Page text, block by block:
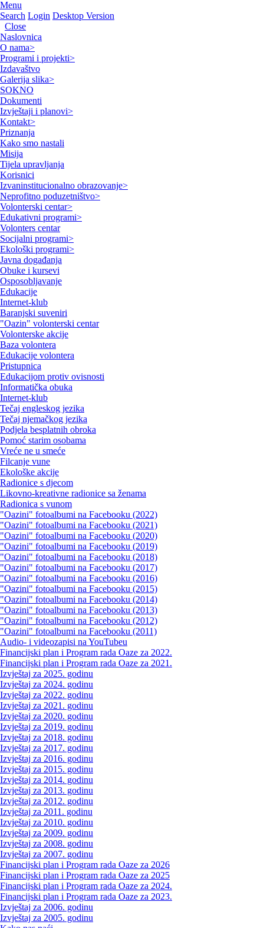
Menu
Search Login Desktop Version
Close
Naslovnica
O nama>
Programi i projekti>
Izdavaštvo
Galerija slika>
SOKNO
Dokumenti
Izvještaji i planovi>
Kontakt>
Priznanja
Kako smo nastali
Misija
Tijela upravljanja
Korisnici
Izvaninstitucionalno obrazovanje>
Neprofitno poduzetništvo>
Volonterski centar>
Edukativni programi>
Volonters centar
Socijalni programi>
Ekološki programi>
Javna događanja
Obuke i kursevi
Osposobljavanje
Edukacije
Internet-klub
Baranjski suveniri
"Oazin" volonterski centar
Volonterske akcije
Baza volontera
Edukacije volontera
Pristupnica
Edukacijom protiv ovisnosti
Informatička obuka
Internet-klub
Tečaj engleskog jezika
Tečaj njemačkog jezika
Podjela besplatnih obroka
Pomoć starim osobama
Vreće ne u smeće
Filcanje vune
Ekološke akcije
Radionice s djecom
Likovno-kreativne radionice sa ženama
Radionica s vunom
"Oazini" fotoalbumi na Facebooku (2022)
"Oazini" fotoalbumi na Facebooku (2021)
"Oazini" fotoalbumi na Facebooku (2020)
"Oazini" fotoalbumi na Facebooku (2019)
"Oazini" fotoalbumi na Facebooku (2018)
"Oazini" fotoalbumi na Facebooku (2017)
"Oazini" fotoalbumi na Facebooku (2016)
"Oazini" fotoalbumi na Facebooku (2015)
"Oazini" fotoalbumi na Facebooku (2014)
"Oazini" fotoalbumi na Facebooku (2013)
"Oazini" fotoalbumi na Facebooku (2012)
"Oazini" fotoalbumi na Facebooku (2011)
Audio- i videozapisi na YouTubeu
Financijski plan i Program rada Oaze za 2022.
Financijski plan i Program rada Oaze za 2021.
Izvještaj za 2025. godinu
Izvještaj za 2024. godinu
Izvještaj za 2022. godinu
Izvještaj za 2021. godinu
Izvještaj za 2020. godinu
Izvještaj za 2019. godinu
Izvještaj za 2018. godinu
Izvještaj za 2017. godinu
Izvještaj za 2016. godinu
Izvještaj za 2015. godinu
Izvještaj za 2014. godinu
Izvještaj za 2013. godinu
Izvještaj za 2012. godinu
Izvještaj za 2011. godinu
Izvještaj za 2010. godinu
Izvještaj za 2009. godinu
Izvještaj za 2008. godinu
Izvještaj za 2007. godinu
Financijski plan i Program rada Oaze za 2026
Financijski plan i Program rada Oaze za 2025
Financijski plan i Program rada Oaze za 2024.
Financijski plan i Program rada Oaze za 2023.
Izvještaj za 2006. godinu
Izvještaj za 2005. godinu